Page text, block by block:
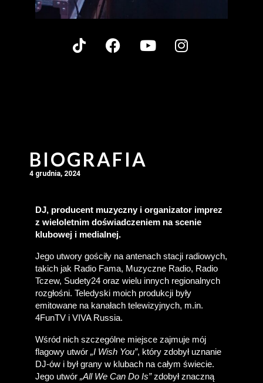
BIOGRAFIA
4 grudnia, 2024
DJ, producent muzyczny i organizator imprez
z wieloletnim doświadczeniem na scenie
klubowej i medialnej.
Jego utwory gościły na antenach stacji radiowych,
takich jak Radio Fama, Muzyczne Radio, Radio
Tczew, Sudety24 oraz wielu innych regionalnych
rozgłośni. Teledyski moich produkcji były
emitowane na kanałach telewizyjnych, m.in.
4FunTV i VIVA Russia.
Wśród nich szczególne miejsce zajmuje mój
flagowy utwór „I Wish You”, który zdobył uznanie
DJ-ów i był grany w klubach na całym świecie.
Jego utwór „All We Can Do Is” zdobył znaczną